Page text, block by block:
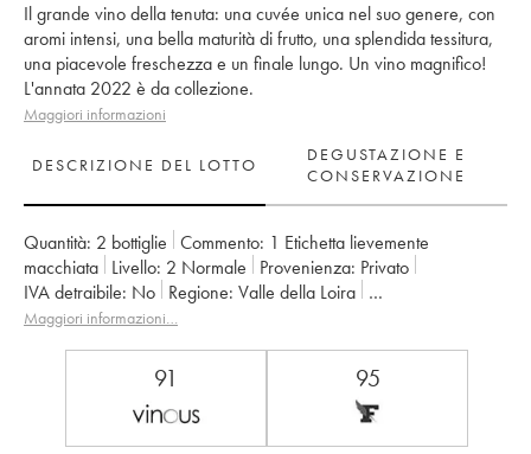
Il grande vino della tenuta: una cuvée unica nel suo genere, con
aromi intensi, una bella maturità di frutto, una splendida tessitura,
una piacevole freschezza e un finale lungo. Un vino magnifico!
L'annata 2022 è da collezione.
Maggiori informazioni
DESCRIZIONE DEL LOTTO
DEGUSTAZIONE E
CONSERVAZIONE
Quantità: 2 bottiglie Commento: 1 Etichetta lievemente
macchiata Livello: 2 Normale Provenienza:
privato
IVA detraibile:
no Regione:
Valle della Loira
Denominazione: Savennières
Maggiori informazioni…
91 95